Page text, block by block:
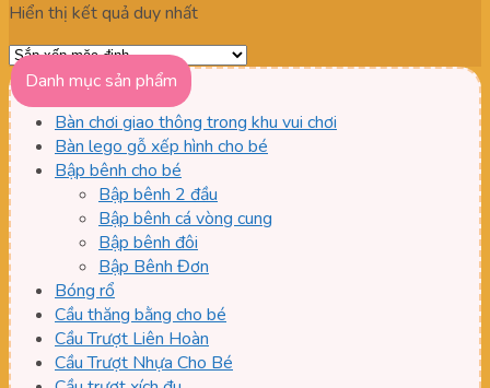
Hiển thị kết quả duy nhất
Danh mục sản phẩm
Bàn chơi giao thông trong khu vui chơi
Bàn lego gỗ xếp hình cho bé
Bập bênh cho bé
Bập bênh 2 đầu
Bập bênh cá vòng cung
Bập bênh đôi
Bập Bênh Đơn
Bóng rổ
Cầu thăng bằng cho bé
Cầu Trượt Liên Hoàn
Cầu Trượt Nhựa Cho Bé